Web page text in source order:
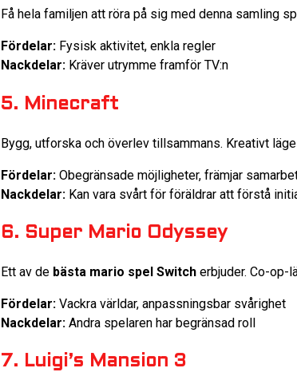
Få hela familjen att röra på sig med denna samling
Fördelar: Fysisk aktivitet, enkla regler
Nackdelar: Kräver utrymme framför TV:n
5. Minecraft
Bygg, utforska och överlev tillsammans. Kreativt
Fördelar: Obegränsade möjligheter, främjar
Nackdelar: Kan vara svårt för föräldrar att förstå
6. Super Mario Odyssey
Ett av de bästa mario spel Switch erbjuder. Co-op-
Fördelar: Vackra världar, anpassningsbar svårighet
Nackdelar: Andra spelaren har begränsad roll
7. Luigi’s Mansion 3